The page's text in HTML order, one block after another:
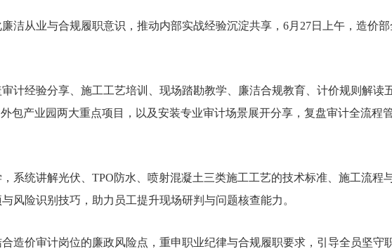
洁从业与合规履职意识，推动内部实战经验沉淀共享，6月27日上午，造价
计经验分享、施工工艺培训、现场踏勘教学、廉洁合规教育、计价规则解
包产业园两大重点项目，以及安装专业审计场景展开分享，复盘审计全流
系统讲解光伏、TPO防水、喷射混凝土三类施工工艺的技术标准、施工流
风险识别技巧，助力员工提升现场研判与问题核查能力。
造价审计岗位的廉政风险点，重申职业纪律与合规履职要求，引导全员坚